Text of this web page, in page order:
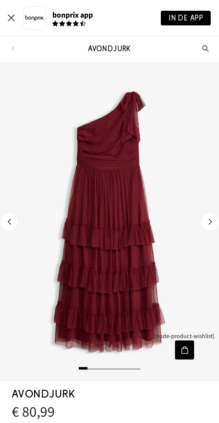
bonprix app IN DE APP
AVONDJURK
[node-product-wishlist]
AVONDJURK
€ 80,99